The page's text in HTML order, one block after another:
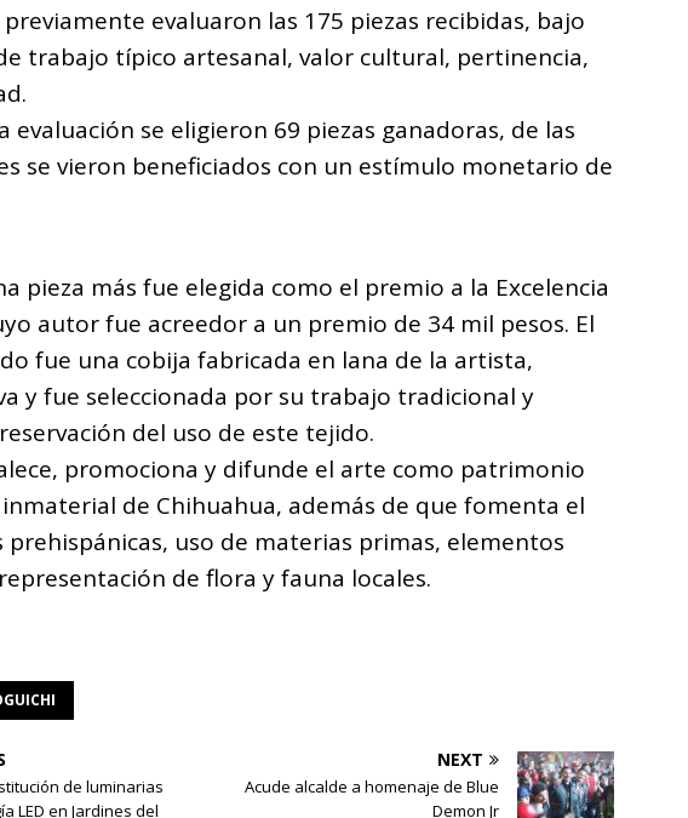
evaluaron las 175 piezas recibidas, bajo
trabajo típico artesanal, valor cultural, pertinencia,
evaluación se eligieron 69 piezas ganadoras, de las
se vieron beneficiados con un estímulo monetario de
pieza más fue elegida como el premio a la Excelencia
autor fue acreedor a un premio de 34 mil pesos. El
fue una cobija fabricada en lana de la artista,
y fue seleccionada por su trabajo tradicional y
del uso de este tejido.
promociona y difunde el arte como patrimonio
de Chihuahua, además de que fomenta el
prehispánicas, uso de materias primas, elementos
de flora y fauna locales.
de luminarias
LED en Jardines del
NEXT
Acude alcalde a homenaje de Blue
Demon Jr